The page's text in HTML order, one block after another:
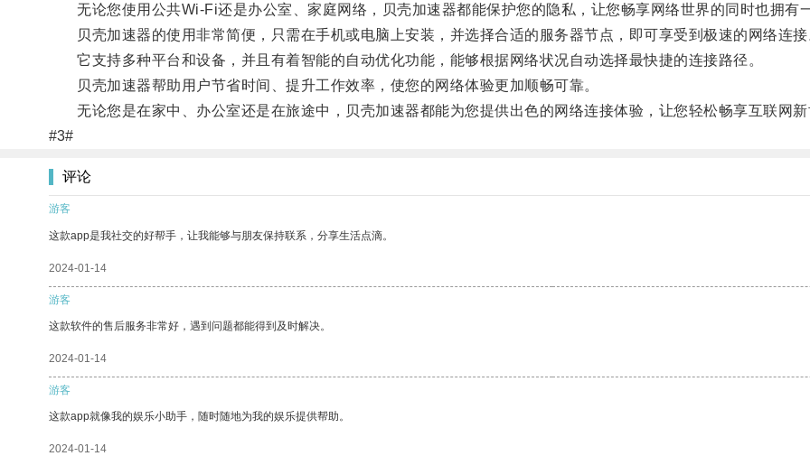
无论您使用公共Wi-Fi还是办公室、家庭网络，贝壳加速器都能保护您的隐私，让您畅享网络世界的同时也拥有
贝壳加速器的使用非常简便，只需在手机或电脑上安装，并选择合适的服务器节点，即可享受到极速的网络连接
它支持多种平台和设备，并且有着智能的自动优化功能，能够根据网络状况自动选择最快捷的连接路径。
贝壳加速器帮助用户节省时间、提升工作效率，使您的网络体验更加顺畅可靠。
无论您是在家中、办公室还是在旅途中，贝壳加速器都能为您提供出色的网络连接体验，让您轻松畅享互联网新
#3#
评论
游客
这款app是我社交的好帮手，让我能够与朋友保持联系，分享生活点滴。
2024-01-14
游客
这款软件的售后服务非常好，遇到问题都能得到及时解决。
2024-01-14
游客
这款app就像我的娱乐小助手，随时随地为我的娱乐提供帮助。
2024-01-14